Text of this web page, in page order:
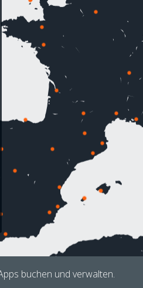
buchen und verwalten.